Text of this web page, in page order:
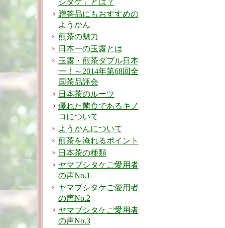
シタケ」とは？
贈答品にもおすすめの
ようかん
煎茶の魅力
日本一の玉露とは
玉露・煎茶ダブル日本
一！～2014年第68回全
国茶品評会
日本茶のルーツ
優れた菌食であるキノ
コについて
ようかんについて
煎茶を淹れるポイント
日本茶の種類
ヤマブシタケご愛用者
の声No.1
ヤマブシタケご愛用者
の声No.2
ヤマブシタケご愛用者
の声No.3